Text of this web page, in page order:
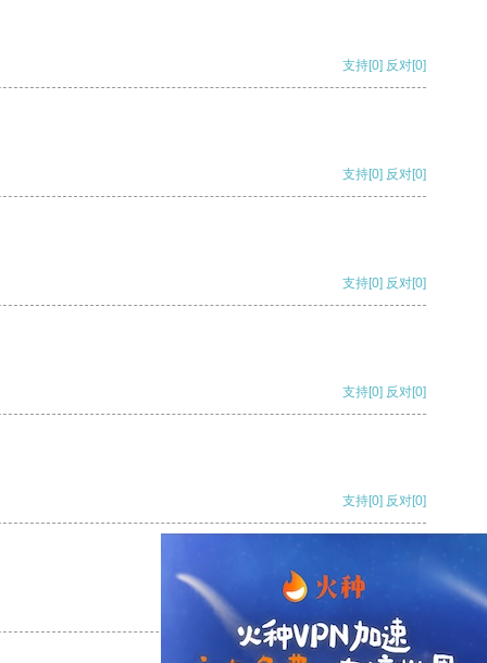
支持[0] 反对[0]
支持[0] 反对[0]
支持[0] 反对[0]
支持[0] 反对[0]
支持[0] 反对[0]